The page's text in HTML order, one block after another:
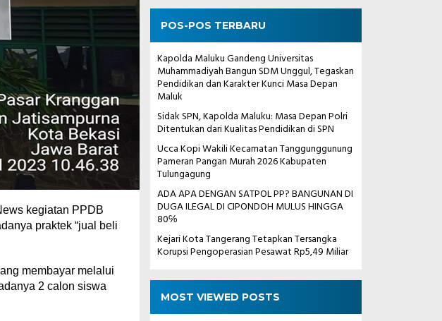
kegiatan PPDB
praktek “jual beli
membayar melalui
2 calon siswa
POS-POS TERBARU
Kapolda Maluku Gandeng Universitas
Muhammadiyah Bangun SDM Unggul, Tegaskan
Pendidikan dan Karakter Kunci Masa Depan
Maluk
Sidak SPN, Kapolda Maluku: Masa Depan Polri
Ditentukan dari Kualitas Pendidikan di SPN
Ucca Kopi Wakili Kecamatan Tanggunggunung
Pameran Pangan Murah 2026 Kabupaten
Tulungagung
ADA APA DENGAN SATPOL PP? BANGUNAN DI
DUGA ILEGAL DI CIPONDOH MULUS HINGGA
80℅
Kejari Kota Tangerang Tetapkan Tersangka
Korupsi Pengoperasian Pesawat Rp5,49 Miliar
MOST VIEWED POSTS